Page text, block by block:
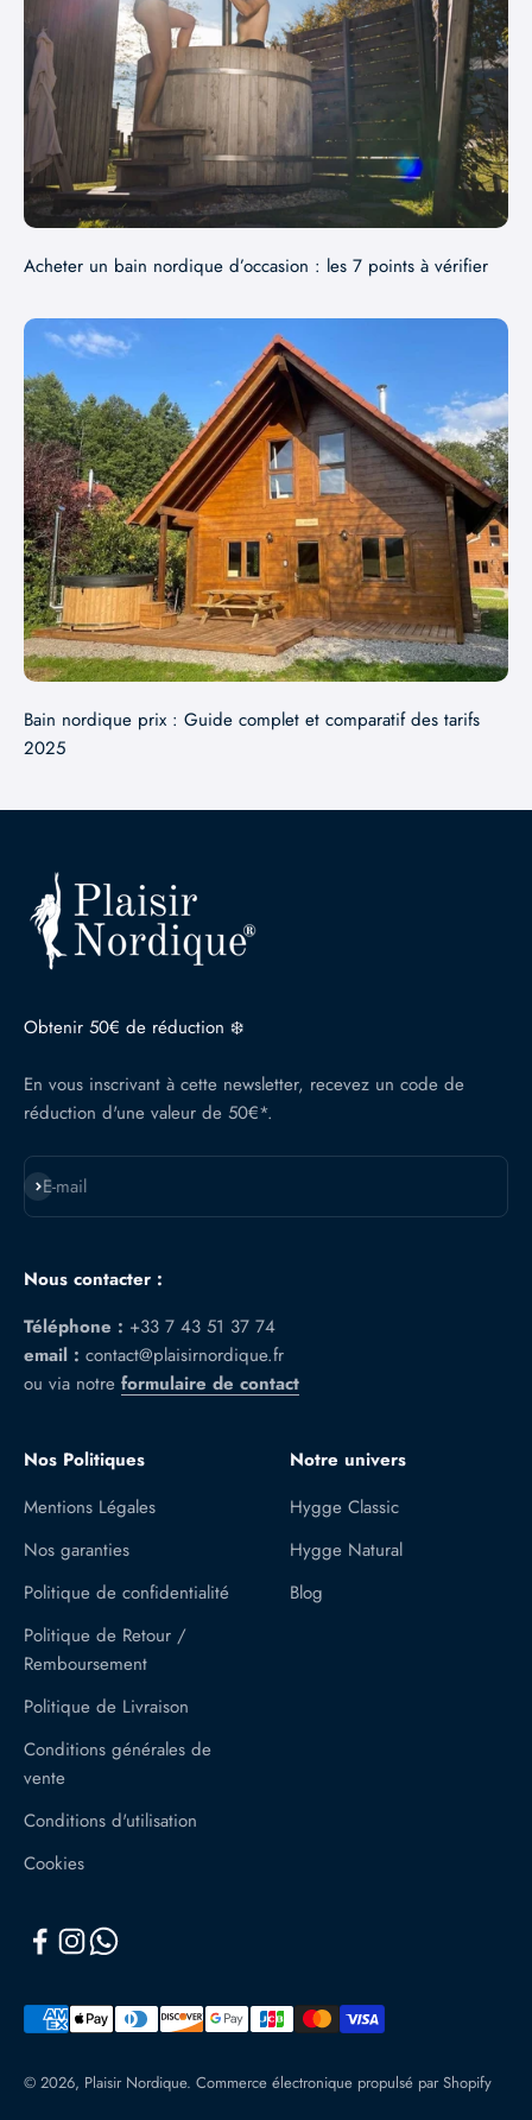
Acheter un bain nordique d’occasion : les 7 points à vérifier
Bain nordique prix : Guide complet et comparatif des tarifs
2025
Obtenir 50€ de réduction ❄️
En vous inscrivant à cette newsletter, recevez un code de
réduction d'une valeur de 50€*.
E-mail
S'inscrire
Nous contacter :
Téléphone : +33 7 43 51 37 74
email : contact@plaisirnordique.fr
ou via notre formulaire de contact
Nos Politiques
Mentions Légales
Nos garanties
Politique de confidentialité
Politique de Retour /
Remboursement
Politique de Livraison
Conditions générales de
vente
Conditions d'utilisation
Cookies
Notre univers
Hygge Classic
Hygge Natural
Blog
© 2026, Plaisir Nordique. Commerce électronique propulsé par Shopify